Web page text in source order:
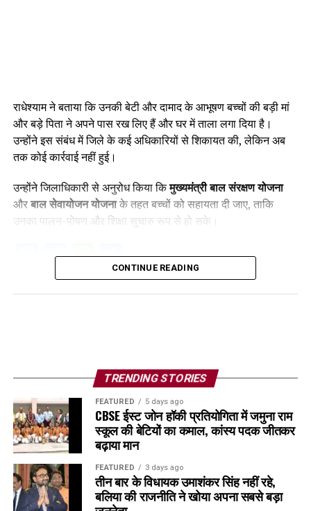
राधेश्याम ने बताया कि उनकी बेटी और दामाद के आभूषण बच्चों की बड़ी मां
और बड़े पिता ने अपने पास रख लिए हैं और घर में ताला लगा दिया है।
उन्होंने इस संबंध में जिले के कई अधिकारियों से शिकायत की, लेकिन अब
तक कोई कार्रवाई नहीं हुई।
उन्होंने जिलाधिकारी से अनुरोध किया किमुख्यमंत्री बाल संरक्षण योजना
औरबाल सेवायोजन योजनाके तहत बच्चों को सहायता दी जाए, ताकि
उनका पालन-पोषण और शिक्षा सुचारु रूप से हो सके।
Facebook
Twitter
WhatsApp
Share
CONTINUE READING
TRENDING STORIES
FEATURED 5 days ago
CBSE ईस्ट जोन हॉकी प्रतियोगिता में जमुना राम
स्कूल की बेटियों का कमाल, कांस्य पदक जीतकर
बढ़ाया मान
FEATURED 3 days ago
तीन बार के विधायक उमाशंकर सिंह नहीं रहे,
बलिया की राजनीति ने खोया अपना सबसे बड़ा